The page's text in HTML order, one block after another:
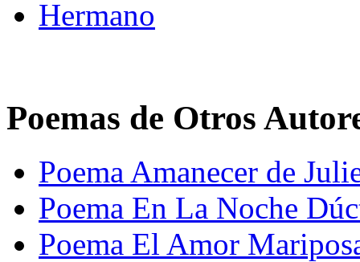
Hermano
Poemas de Otros
Poema Amanecer de
Poema En La Noche
Poema El Amor